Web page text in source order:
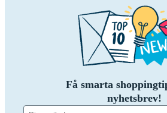
Få smarta
nyhetsbrev!